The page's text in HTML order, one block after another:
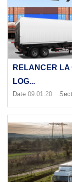
RELANCER LA
LOG...
Date 09.01.20